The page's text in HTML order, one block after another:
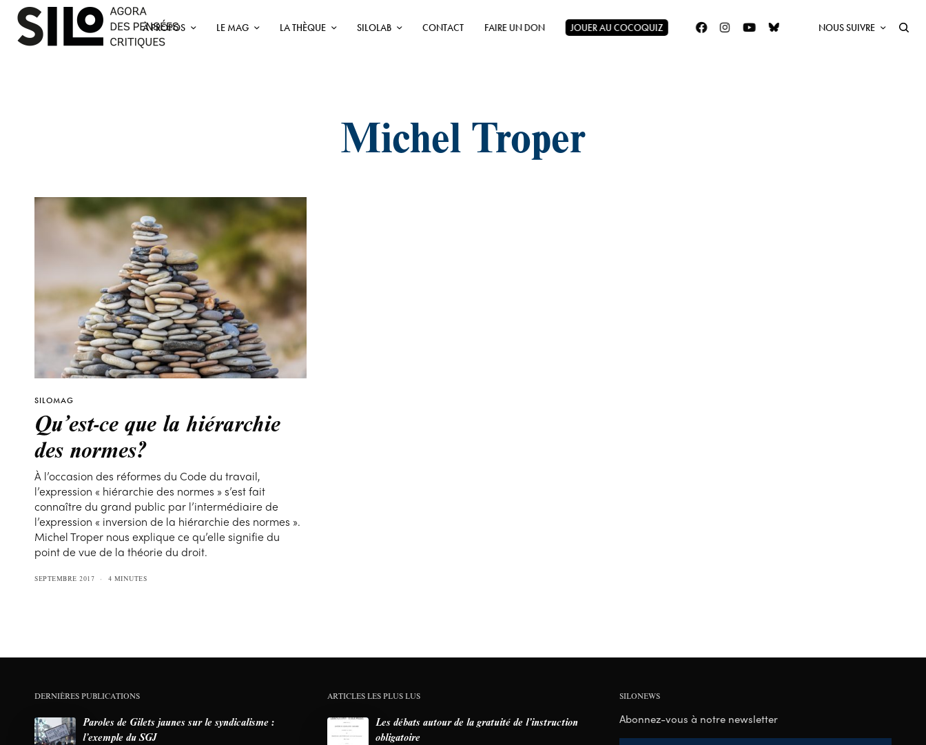
À PROPOS LE MAG LA THÈQUE SILOLAB CONTACT FAIRE UN DON JOUER AU COCOQUIZ NOUS SUIVRE
Michel Troper
SILOMAG
Qu’est-ce que la hiérarchie
des normes?
À l’occasion des réformes du Code du travail,
l’expression « hiérarchie des normes » s’est fait
connaître du grand public par l’intermédiaire de
l’expression « inversion de la hiérarchie des normes ».
Michel Troper nous explique ce qu’elle signifie du
point de vue de la théorie du droit.
SEPTEMBRE 2017 4 MINUTES
DERNIÈRES PUBLICATIONS
Paroles de Gilets jaunes sur le syndicalisme :
l’exemple du SGJ
ARTICLES LES PLUS LUS
Les débats autour de la gratuité de l’instruction
obligatoire
SILONEWS
Abonnez-vous à notre newsletter